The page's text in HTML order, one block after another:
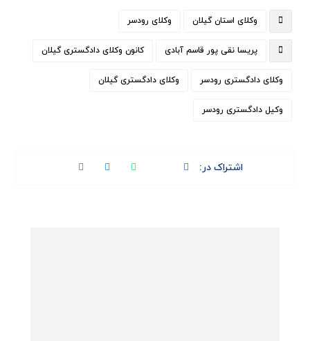
وکلای استان گیلان وکلای رودسر
پریسا نقی پور قاسم آبادی کانون وکلای دادگستری گیلان
وکلای دادگستری رودسر وکلای دادگستری گیلان
وکیل دادگستری رودسر